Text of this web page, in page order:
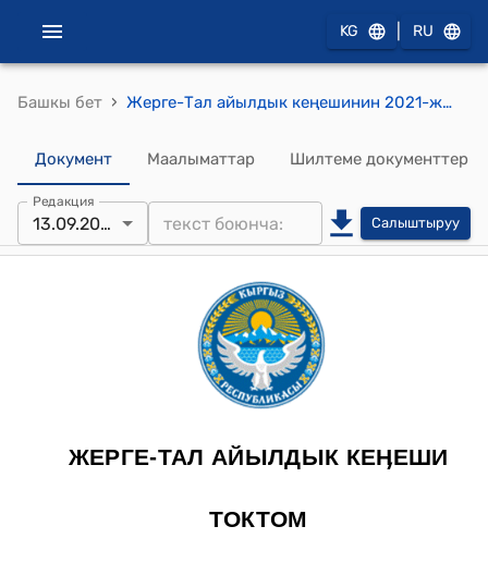
KG RU
Башкы бет › Жерге-Тал айылдык кеңешинин 2021-жылдын 13-сентябры № 4-3 "Кызыл-Капчыгай айылындагы Тегерек көчөсүнө согуштун ардагери Мырзагулов Даникулдун ысмын ыйгаруу жөнүндө" токтому
Документ Маалыматтар Шилтеме документтер
Редакция
13.09.2021 Салыштыруу